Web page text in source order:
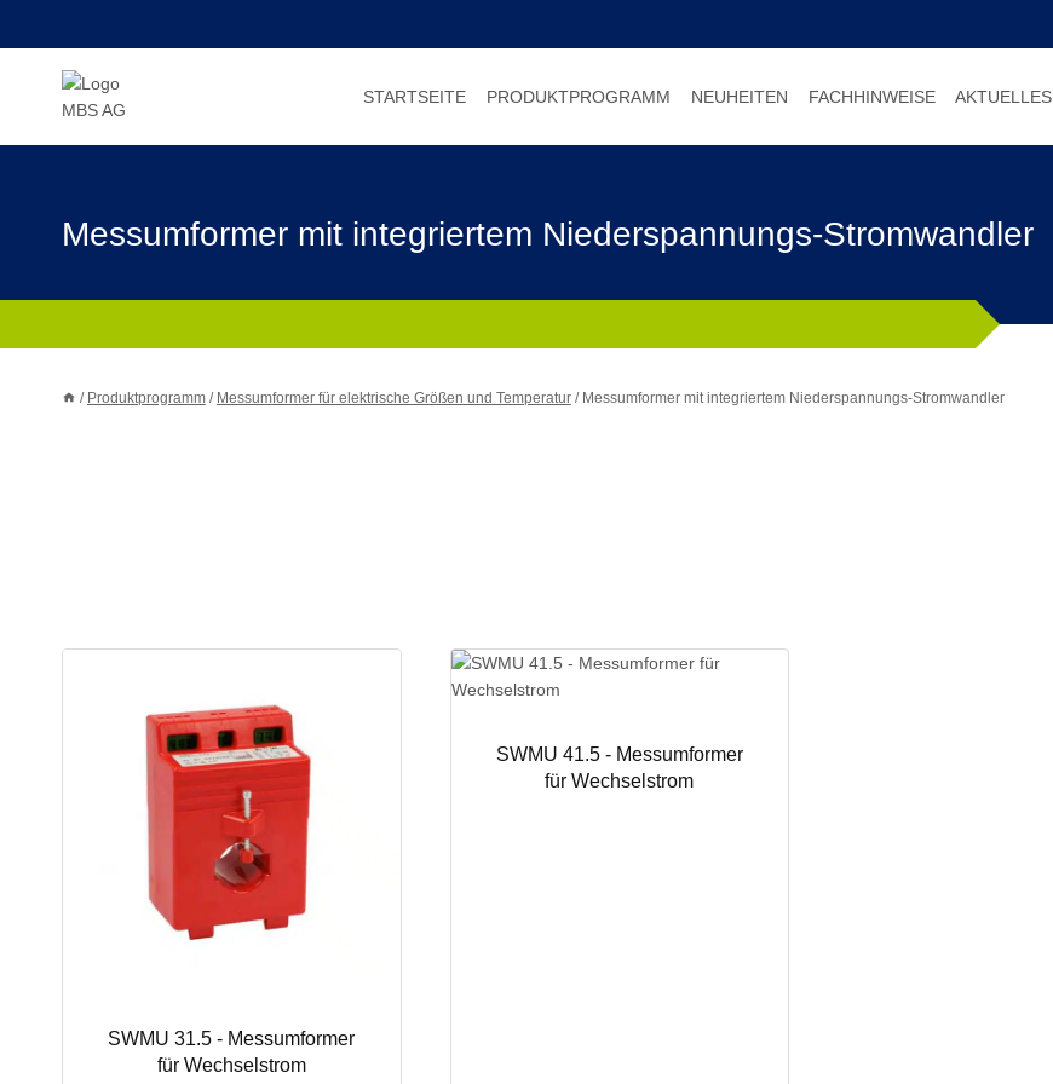
STARTSEITE PRODUKTPROGRAMM NEUHEITEN FACHHINWEISE AKTUELLES
Messumformer mit integriertem Niederspannungs-Stromwandler
/ Produktprogramm / Messumformer für elektrische Größen und Temperatur / Messumformer mit integriertem Niederspannungs-Stromwandler
SWMU 31.5 - Messumformer
für Wechselstrom
SWMU 41.5 - Messumformer
für Wechselstrom